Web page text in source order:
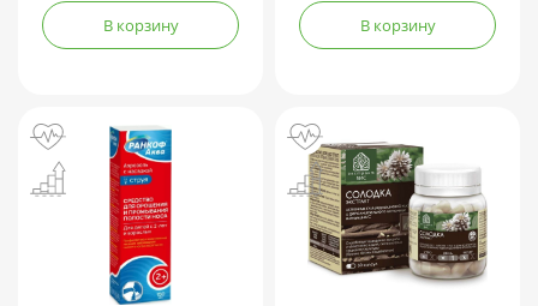
В корзину В корзину